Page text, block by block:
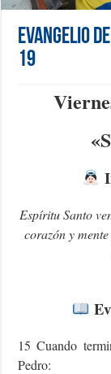
Evangelio
19
Espíritu Santo
corazón y
15 Cuando
Pedro: